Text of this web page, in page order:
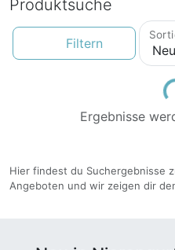
vorzubeugen. Nierengurte sind in verschiedenen
Ausführungen, Größen
können aus
Gewebe hergestellt sein
verstellbare
Passform. Einige
Funktionen wie integrierte
Motorradfahrens bietet
für eine bessere
Produktsuche
Filtern
Ergebnisse
Hier findest du Suchergebnisse
Angeboten und wir zeigen dir